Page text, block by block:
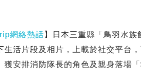
網絡熱話 】日本三重縣「鳥羽水
生活片段及相片，上載於社交平台
獲安排消防隊長的角色及親身落場